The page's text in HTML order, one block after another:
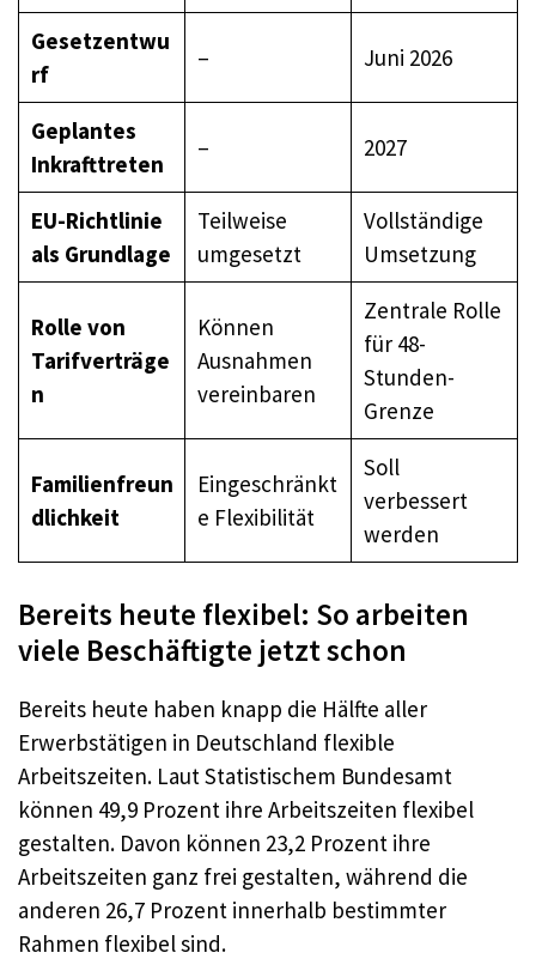
Gesetzentwu
rf
– Juni 2026
Geplantes
Inkrafttreten
– 2027
EU-Richtlinie
als Grundlage
Teilweise
umgesetzt
Vollständige
Umsetzung
Rolle von
Tarifverträge
n
Können
Ausnahmen
vereinbaren
Zentrale Rolle
für 48-
Stunden-
Grenze
Familienfreun
dlichkeit
Eingeschränkt
e Flexibilität
Soll
verbessert
werden
Bereits heute flexibel: So arbeiten
viele Beschäftigte jetzt schon
Bereits heute haben knapp die Hälfte aller
Erwerbstätigen in Deutschland flexible
Arbeitszeiten. Laut Statistischem Bundesamt
können 49,9 Prozent ihre Arbeitszeiten flexibel
gestalten. Davon können 23,2 Prozent ihre
Arbeitszeiten ganz frei gestalten, während die
anderen 26,7 Prozent innerhalb bestimmter
Rahmen flexibel sind.